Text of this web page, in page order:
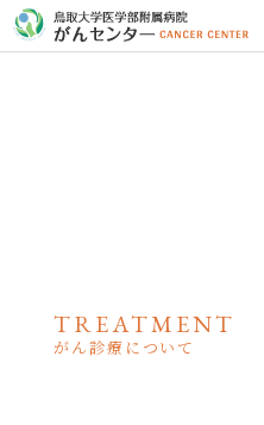
TREATMENT
がん診療について